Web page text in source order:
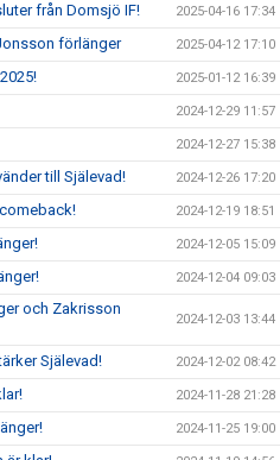
från Domsjö IF! 2025-04-16 17:34
förlänger 2025-04-12 17:10
2025-01-12 16:39
2024-12-29 11:57
2024-12-27 15:38
till Själevad! 2024-12-26 17:20
2024-12-19 18:51
2024-12-05 15:09
2024-12-04 09:03
och Zakrisson
2024-12-03 13:44
Själevad! 2024-12-02 08:42
2024-11-28 21:28
2024-11-25 19:00